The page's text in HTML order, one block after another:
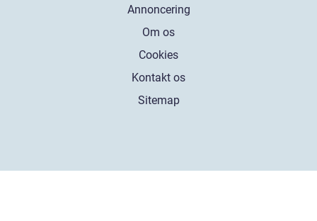
Annoncering
Om os
Cookies
Kontakt os
Sitemap